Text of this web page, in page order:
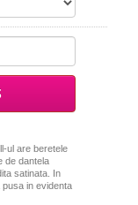
ul are beretele
de dantela
satinata. In
in evidenta